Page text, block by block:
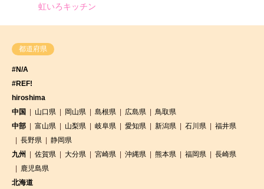
虹いろキッチン
都道府県
#N/A
#REF!
hiroshima
中国
山口県 岡山県 島根県 広島県
鳥取県
中部
富山県 山梨県 岐阜県 愛知県 新潟県 石川県
福井県
長野県
静岡県
九州
佐賀県 大分県 宮崎県 沖縄県 熊本県 福岡県
長崎県
鹿児島県
北海道